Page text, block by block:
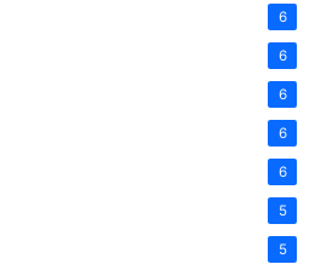
6
6
6
6
6
5
5